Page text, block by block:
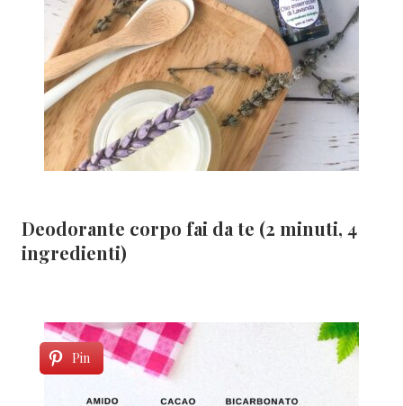
Deodorante corpo fai da te (2 minuti, 4
ingredienti)
Pin